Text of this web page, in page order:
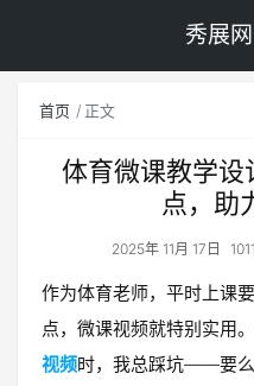
秀展网
首页 正文
体育微课教学
点，助
2025年 11月 17日
作为体育老师，平时上课
点，微课视频就特别实用
视频时，我总踩坑——要